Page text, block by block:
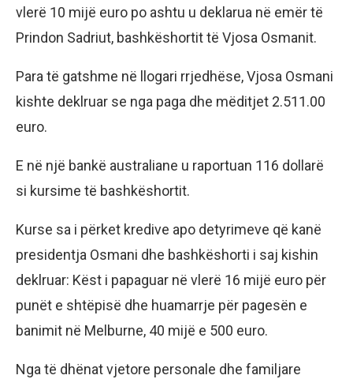
vlerë 10 mijë euro po ashtu u deklarua në emër të
Prindon Sadriut, bashkëshortit të Vjosa Osmanit.
Para të gatshme në llogari rrjedhëse, Vjosa Osmani
kishte deklruar se nga paga dhe mëditjet 2.511.00
euro.
E në një bankë australiane u raportuan 116 dollarë
si kursime të bashkëshortit.
Kurse sa i përket kredive apo detyrimeve që kanë
presidentja Osmani dhe bashkëshorti i saj kishin
deklruar: Këst i papaguar në vlerë 16 mijë euro për
punët e shtëpisë dhe huamarrje për pagesën e
banimit në Melburne, 40 mijë e 500 euro.
Nga të dhënat vjetore personale dhe familjare